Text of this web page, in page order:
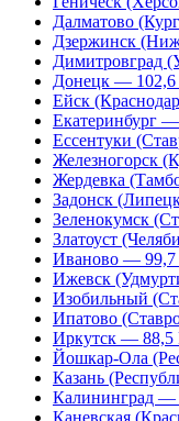
Далматово
Дзержинск
Димитровград
Донецк — 102,6
Ейск
Екатеринбург
Ессентуки
Железногорск
Жердевка
Задонск
Зеленокумск
Златоуст
Иваново — 99,7
Ижевск
Изобильный
Ипатово
Иркутск — 88,5
Йошкар-Ола
Казань
Калининград —
Каневская